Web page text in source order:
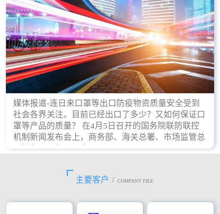
媒体报道-连日来口罩等出口防疫物资质量安全受到
社会各界关注。目前已经出口了多少？又如何保证口
罩等产品的质量？ 在4月5日召开的国务院联防联控
机制新闻发布会上，商务部、海关总署、市场监管总
局等部门进行了回应。
主要客户 / COMPANY FILE